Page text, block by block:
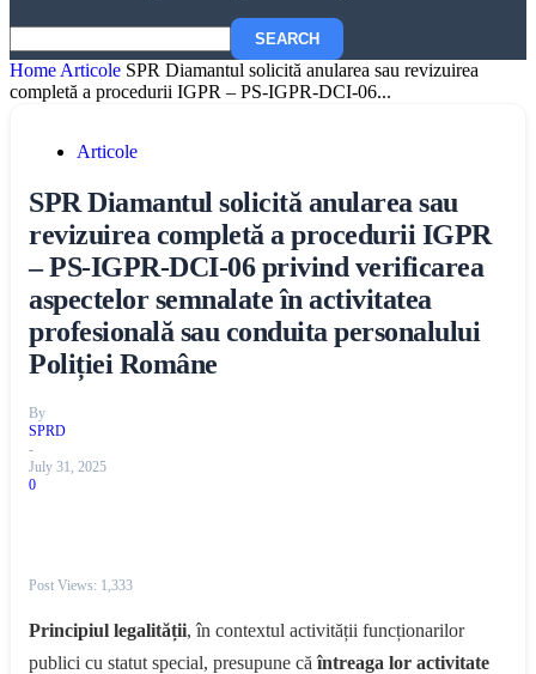
Home Articole SPR Diamantul solicită anularea sau revizuirea
completă a procedurii IGPR – PS-IGPR-DCI-06...
Articole
SPR Diamantul solicită anularea sau
revizuirea completă a procedurii IGPR
– PS-IGPR-DCI-06 privind verificarea
aspectelor semnalate în activitatea
profesională sau conduita personalului
Poliției Române
By
SPRD
-
July 31, 2025
0
Post Views: 1,333
Principiul legalității, în contextul activității funcționarilor
publici cu statut special, presupune căîntreaga lor activitate